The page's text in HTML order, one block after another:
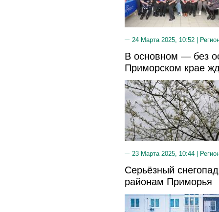
24 Марта 2025, 10:52 |
В основном — без
Приморском крае
23 Марта 2025, 10:44 |
Серьёзный
районам Приморья